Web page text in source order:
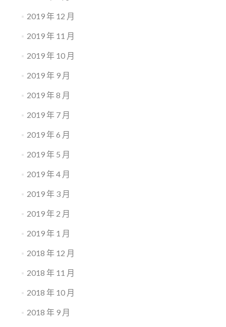
2019 年 12 月
2019 年 11 月
2019 年 10 月
2019 年 9 月
2019 年 8 月
2019 年 7 月
2019 年 6 月
2019 年 5 月
2019 年 4 月
2019 年 3 月
2019 年 2 月
2019 年 1 月
2018 年 12 月
2018 年 11 月
2018 年 10 月
2018 年 9 月